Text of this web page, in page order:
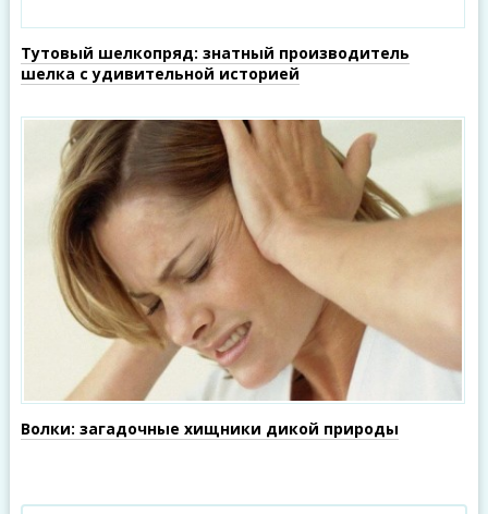
Тутовый шелкопряд: знатный производитель
шелка с удивительной историей
Волки: загадочные хищники дикой природы